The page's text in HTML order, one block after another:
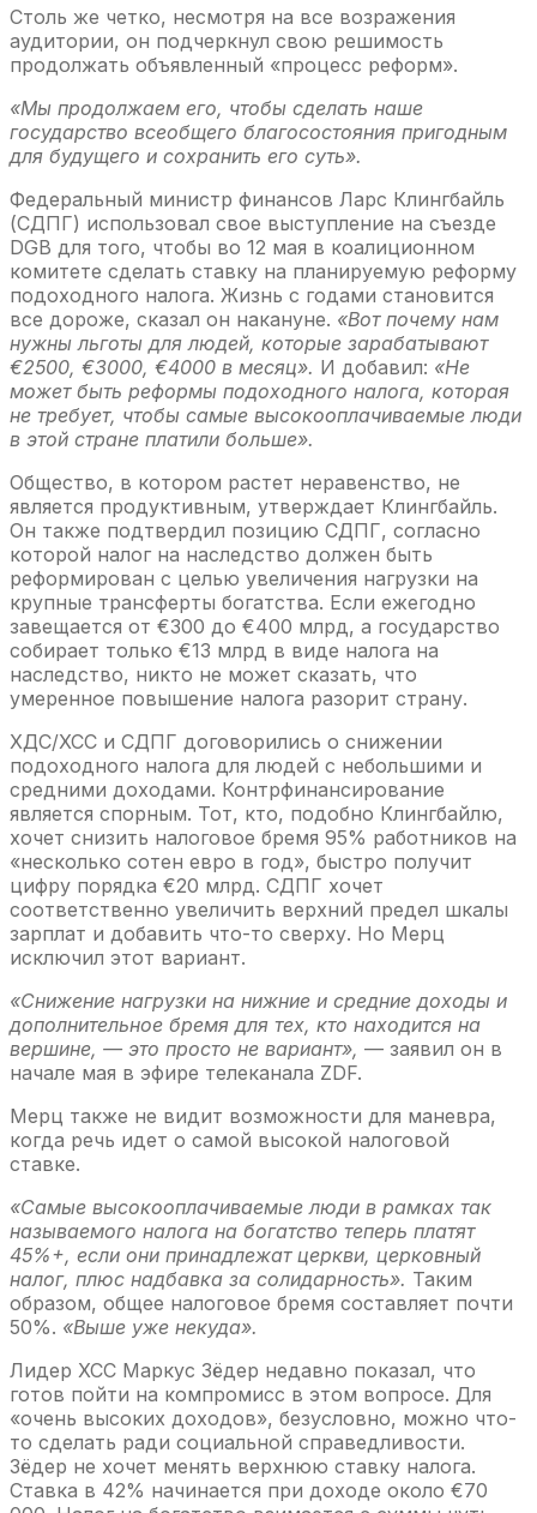
Столь же четко, несмотря на все возражения
аудитории, он подчеркнул свою решимость
продолжать объявленный «процесс реформ».
«Мы продолжаем его, чтобы сделать наше
государство всеобщего благосостояния пригодным
для будущего и сохранить его суть».
Федеральный министр финансов Ларс Клингбайль
(СДПГ) использовал свое выступление на съезде
DGB для того, чтобы во 12 мая в коалиционном
комитете сделать ставку на планируемую реформу
подоходного налога. Жизнь с годами становится
все дороже, сказал он накануне. «Вот почему нам
нужны льготы для людей, которые зарабатывают
€2500, €3000, €4000 в месяц». И добавил: «Не
может быть реформы подоходного налога, которая
не требует, чтобы самые высокооплачиваемые люди
в этой стране платили больше».
Общество, в котором растет неравенство, не
является продуктивным, утверждает Клингбайль.
Он также подтвердил позицию СДПГ, согласно
которой налог на наследство должен быть
реформирован с целью увеличения нагрузки на
крупные трансферты богатства. Если ежегодно
завещается от €300 до €400 млрд, а государство
собирает только €13 млрд в виде налога на
наследство, никто не может сказать, что
умеренное повышение налога разорит страну.
ХДС/ХСС и СДПГ договорились о снижении
подоходного налога для людей с небольшими и
средними доходами. Контрфинансирование
является спорным. Тот, кто, подобно Клингбайлю,
хочет снизить налоговое бремя 95% работников на
«несколько сотен евро в год», быстро получит
цифру порядка €20 млрд. СДПГ хочет
соответственно увеличить верхний предел шкалы
зарплат и добавить что-то сверху. Но Мерц
исключил этот вариант.
«Снижение нагрузки на нижние и средние доходы и
дополнительное бремя для тех, кто находится на
вершине, — это просто не вариант», — заявил он в
начале мая в эфире телеканала ZDF.
Мерц также не видит возможности для маневра,
когда речь идет о самой высокой налоговой
ставке.
«Самые высокооплачиваемые люди в рамках так
называемого налога на богатство теперь платят
45%+, если они принадлежат церкви, церковный
налог, плюс надбавка за солидарность». Таким
образом, общее налоговое бремя составляет почти
50%. «Выше уже некуда».
Лидер ХСС Маркус Зёдер недавно показал, что
готов пойти на компромисс в этом вопросе. Для
«очень высоких доходов», безусловно, можно что-
то сделать ради социальной справедливости.
Зёдер не хочет менять верхнюю ставку налога.
Ставка в 42% начинается при доходе около €70